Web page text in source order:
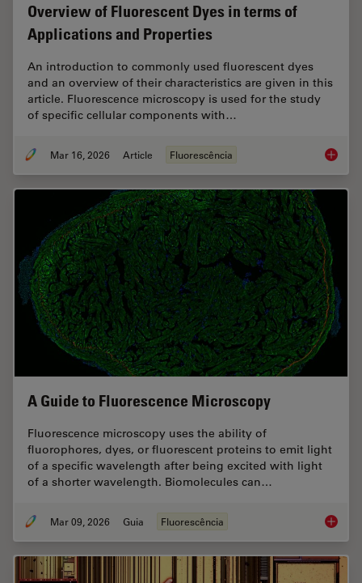
Overview of Fluorescent Dyes in terms of
Applications and Properties
An introduction to commonly used fluorescent dyes
and an overview of their characteristics are given in this
article. Fluorescence microscopy is used for the study
of specific cellular components with…
Mar 16, 2026 Article Fluorescência
A Guide to Fluorescence Microscopy
Fluorescence microscopy uses the ability of
fluorophores, dyes, or fluorescent proteins to emit light
of a specific wavelength after being excited with light
of a shorter wavelength. Biomolecules can…
Mar 09, 2026 Guia Fluorescência A